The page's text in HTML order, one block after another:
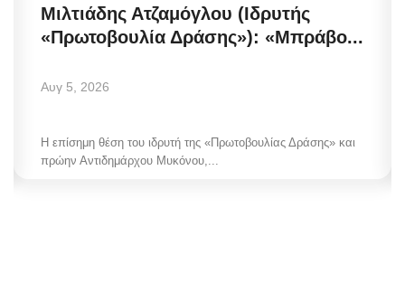
Μιλτιάδης Ατζαμόγλου (Ιδρυτής
«Πρωτοβουλία Δράσης»): «Μπράβο...
Αυγ 5, 2026
Η επίσημη θέση του ιδρυτή της «Πρωτοβουλίας Δράσης» και
πρώην Αντιδημάρχου Μυκόνου,...